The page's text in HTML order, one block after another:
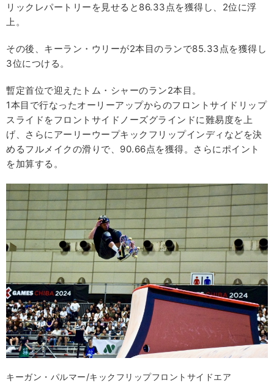
リックレパートリーを見せると86.33点を獲得し、2位に浮
上。
その後、キーラン・ウリーが2本目のランで85.33点を獲得し
3位につける。
暫定首位で迎えたトム・シャーのラン2本目。
1本目で行なったオーリーアップからのフロントサイドリップ
スライドをフロントサイドノーズグラインドに難易度を上
げ、さらにアーリーウープキックフリップインディなどを決
めるフルメイクの滑りで、90.66点を獲得。さらにポイント
を加算する。
キーガン・パルマー/キックフリップフロントサイドエア